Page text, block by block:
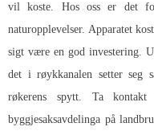
vil koste. Hos oss er det
naturopplevelser. Apparatet
sigt være en god investering.
det i røykkanalen setter seg
røkerens spytt. Ta
byggjesaksavdelinga på